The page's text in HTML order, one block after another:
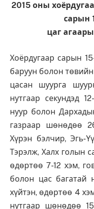
2015 оны
сарын
цаг
Хоёрдугаар сарын
баруун болон
цасан шуурга
нутгаар секундэд
нуур болон
газраар шөнөдөө
Хүрэн бэлчир, Эгь-
Тэрэлж, Халх голын
өдөртөө 7-12 хэм,
болон цас багатай
хүйтэн, өдөртөө 4
нутгаар шөнөдөө